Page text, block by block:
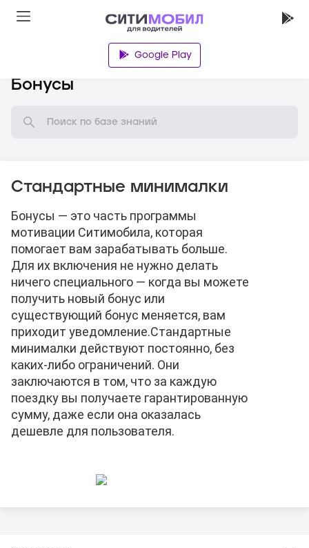
Google Play
Бонусы
Стандартные минималки
Бонусы — это часть программы
мотивации Ситимобила, которая
помогает вам зарабатывать больше.
Для их включения не нужно делать
ничего специального — когда вы можете
получить новый бонус или
существующий бонус меняется, вам
приходит уведомление.Стандартные
минималки действуют постоянно, без
каких-либо ограничений. Они
заключаются в том, что за каждую
поездку вы получаете гарантированную
сумму, даже если она оказалась
дешевле для пользователя.